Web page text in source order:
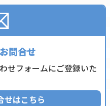
問合せ
せフォームにご登録いた
せはこちら